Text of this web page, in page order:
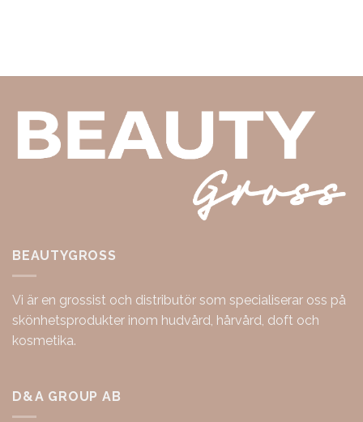
BEAUTYGROSS
Vi är en grossist och distributör som specialiserar oss på
skönhetsprodukter inom hudvård, hårvård, doft och
kosmetika.
D&A GROUP AB